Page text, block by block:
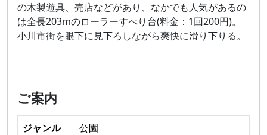
の木製遊具、売店などがあり、なかでも人気があるの
は全長203mのローラーすべり台(料金：1回200円)。
小川市街を眼下に見下ろしながら爽快に滑り下りる。
ご案内
ジャンル
公園